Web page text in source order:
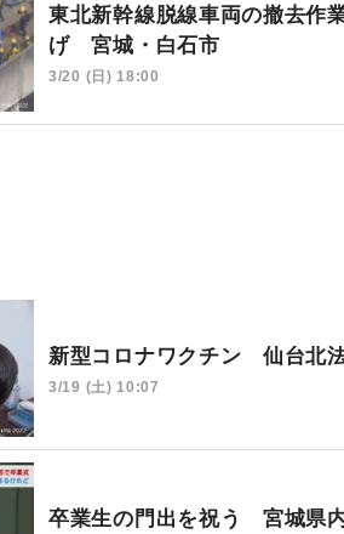
東北新幹線脱線車両の撤去
げ 宮城・白石市
3/20 (日) 18:00
新型コロナワクチン 仙台北
3/19 (土) 10:07
卒業生の門出を祝う 宮城県